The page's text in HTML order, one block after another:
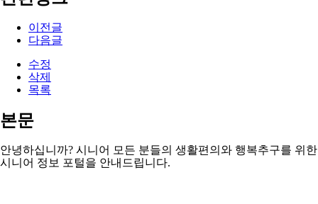
이전글
다음글
수정
삭제
목록
본문
안녕하십니까? 시니어 모든 분들의 생활편의와 행복추구를 위한
시니어 정보 포털을 안내드립니다.